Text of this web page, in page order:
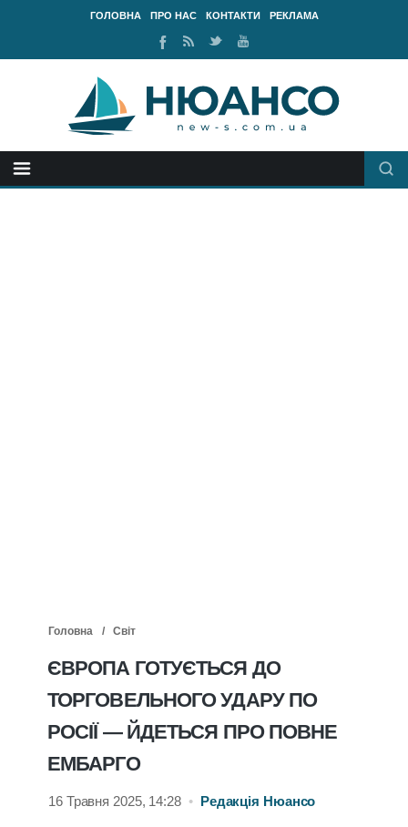
ГОЛОВНА ПРО НАС КОНТАКТИ РЕКЛАМА
Ми
у
RSS
стрічка
Ми
Наш
канал
Головна Світ
ЄВРОПА ГОТУЄТЬСЯ ДО
ТОРГОВЕЛЬНОГО УДАРУ ПО
РОСІЇ — ЙДЕТЬСЯ ПРО ПОВНЕ
ЕМБАРГО
16 Травня 2025, 14:28 • Редакція Нюансо